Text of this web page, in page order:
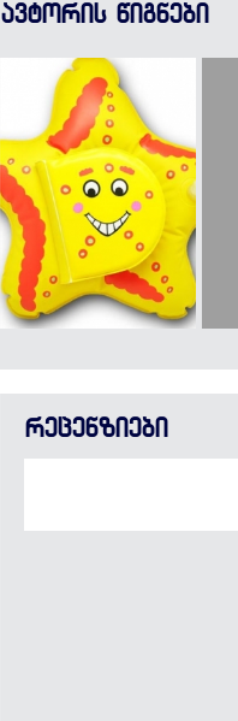
ავტორის წიგნები
რეცენზიები